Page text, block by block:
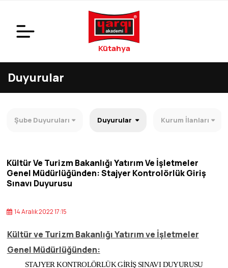
Kütahya
Duyurular
Şube Duyuruları Duyurular Kurum İlanları
Kültür Ve Turizm Bakanlığı Yatırım Ve İşletmeler
Genel Müdürlüğünden: Stajyer Kontrolörlük Giriş
Sınavı Duyurusu
14 Aralık 2022 17:15
Kültür ve Turizm Bakanlığı Yatırım ve İşletmeler
Genel Müdürlüğünden:
STAJYER KONTROLÖRLÜK GİRİŞ SINAVI DUYURUSU